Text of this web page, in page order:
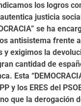
los logros
justicia
se ha
antisistema frente
y exigimos la
cantidad de
Esta
y los ERES del
que la derogación